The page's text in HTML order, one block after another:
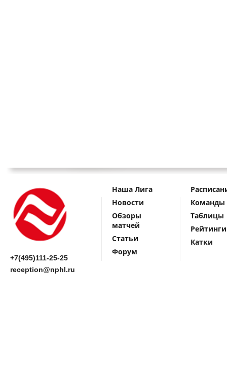
+7(495)111-25-25
reception@nphl.ru
Наша Лига
Новости
Обзоры
матчей
Статьи
Форум
Команды
Таблицы
Рейтинги
Катки